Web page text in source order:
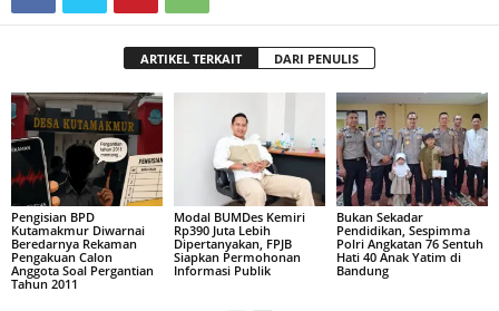
ARTIKEL TERKAIT DARI PENULIS
Pengisian BPD
Kutamakmur Diwarnai
Beredarnya Rekaman
Pengakuan Calon
Anggota Soal Pergantian
Tahun 2011
Modal BUMDes Kemiri
Rp390 Juta Lebih
Dipertanyakan, FPJB
Siapkan Permohonan
Informasi Publik
Bukan Sekadar
Pendidikan, Sespimma
Polri Angkatan 76 Sentuh
Hati 40 Anak Yatim di
Bandung